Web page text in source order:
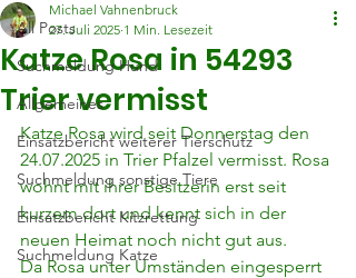
All Posts
Suchmeldung Hund
Allgemeines
Einsatzbericht weiterer Tierschutz
Suchmeldung sonstige Tiere
Einsatzbericht Kitzrettung
Suchmeldung Katze
Katze Rosa in 54293
Trier vermisst
Michael Vahnenbruck
27. Juli 2025 1 Min. Lesezeit
Katze Rosa wird seit Donnerstag den
24.07.2025 in Trier Pfalzel vermisst. Rosa
wohnt mit ihrer Besitzerin erst seit
kurzem dort und kennt sich in der
neuen Heimat noch nicht gut aus.
Da Rosa unter Umständen eingesperrt